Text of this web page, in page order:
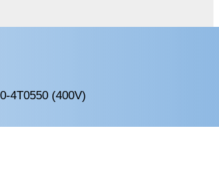
4T0550 (400V)